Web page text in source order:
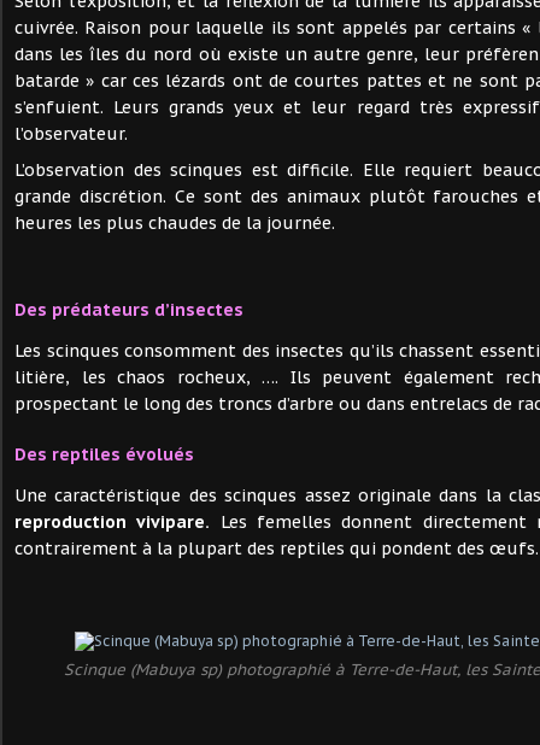
cuivrée. Raison pour laquelle ils sont appelés par certains «
dans les îles du nord où existe un autre genre, leur
batarde » car ces lézards ont de courtes pattes et ne sont
s’enfuient. Leurs grands yeux et leur regard très
l’observateur.
L’observation des scinques est difficile. Elle requiert
grande discrétion. Ce sont des animaux plutôt farouches
heures les plus chaudes de la journée.
Des prédateurs d’insectes
Les scinques consomment des insectes qu’ils chassent
litière, les chaos rocheux, …. Ils peuvent également
prospectant le long des troncs d’arbre ou dans entrelacs de
Des reptiles évolués
Une caractéristique des scinques assez originale dans la
reproduction vivipare. Les femelles donnent directement
contrairement à la plupart des reptiles qui pondent des œufs.
Scinque (Mabuya sp) photographié à Terre-de-Haut, les